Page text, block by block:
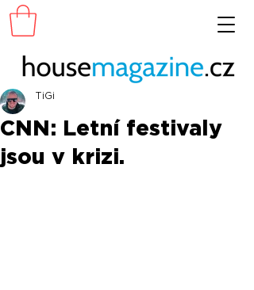
CNN: Letní festivaly
jsou v krizi.
TiGi